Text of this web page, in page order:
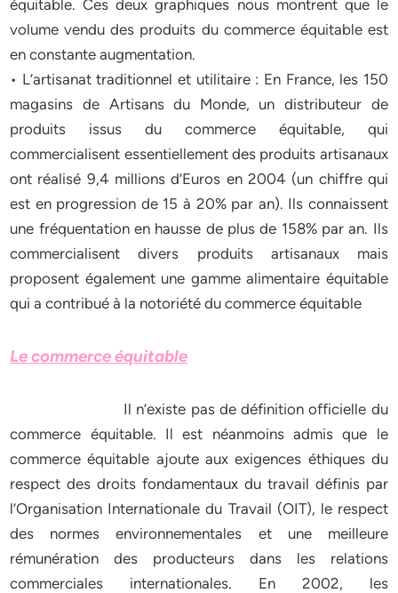
équitable. Ces deux graphiques nous montrent que le
volume vendu des produits du commerce équitable est
en constante augmentation.
• L’artisanat traditionnel et utilitaire : En France, les 150
magasins de Artisans du Monde, un distributeur de
produits issus du commerce équitable, qui
commercialisent essentiellement des produits artisanaux
ont réalisé 9,4 millions d’Euros en 2004 (un chiffre qui
est en progression de 15 à 20% par an). Ils connaissent
une fréquentation en hausse de plus de 158% par an. Ils
commercialisent divers produits artisanaux mais
proposent également une gamme alimentaire équitable
qui a contribué à la notoriété du commerce équitable
Le commerce équitable
Il n’existe pas de définition officielle du
commerce équitable. Il est néanmoins admis que le
commerce équitable ajoute aux exigences éthiques du
respect des droits fondamentaux du travail définis par
l’Organisation Internationale du Travail (OIT), le respect
des normes environnementales et une meilleure
rémunération des producteurs dans les relations
commerciales internationales. En 2002, les